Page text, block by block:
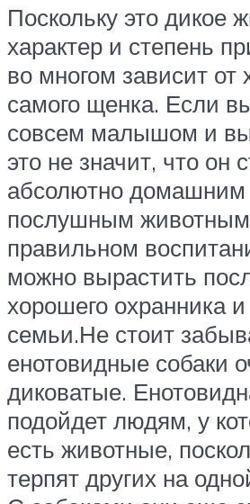
Поскольку это дикое
характер и степень
во многом зависит от
самого щенка. Если
совсем малышом и
это не значит, что он
абсолютно домашним
послушным
правильном
можно вырастить
хорошего охранника
семьи.Не стоит
енотовидные собаки
диковатые.
подойдет людям, у
есть животные,
терпят других на